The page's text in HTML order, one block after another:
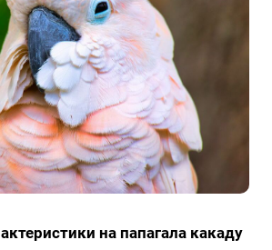
на папагала какаду